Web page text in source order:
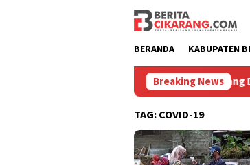
BERANDA KABUPATEN
Breaking News
Pasar Baru Cikarang Dipoles
TAG: COVID-19